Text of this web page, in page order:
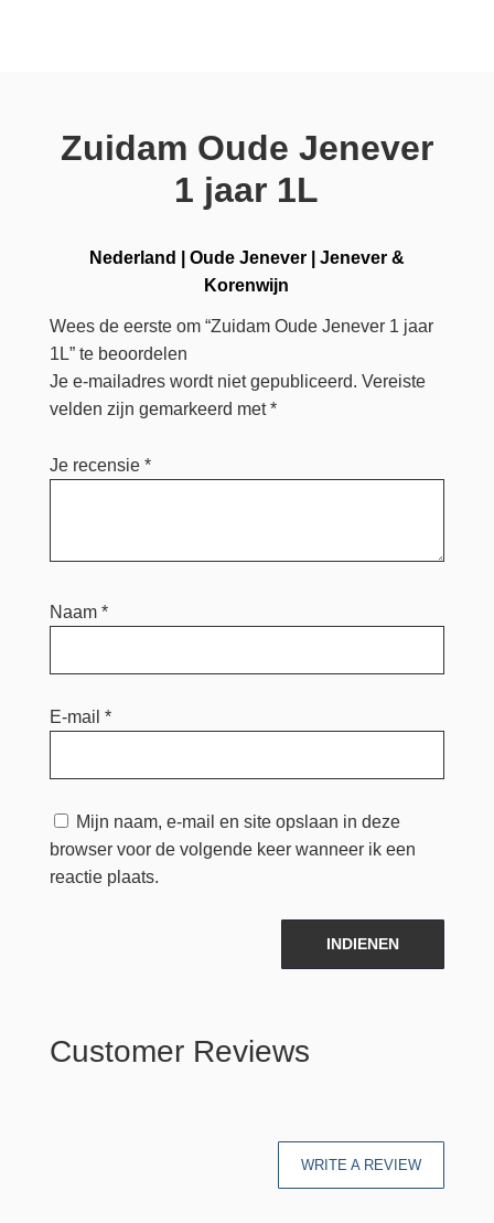
Zuidam Oude Jenever
1 jaar 1L
Nederland Oude Jenever| Jenever &
Korenwijn
Wees de eerste om “Zuidam Oude Jenever 1 jaar
1L” te beoordelen
Je e-mailadres wordt niet gepubliceerd. Vereiste
velden zijn gemarkeerd met*
Je recensie *
Naam *
E-mail *
Mijn naam, e-mail en site opslaan in deze
browser voor de volgende keer wanneer ik een
reactie plaats.
INDIENEN
Customer Reviews
WRITE A REVIEW